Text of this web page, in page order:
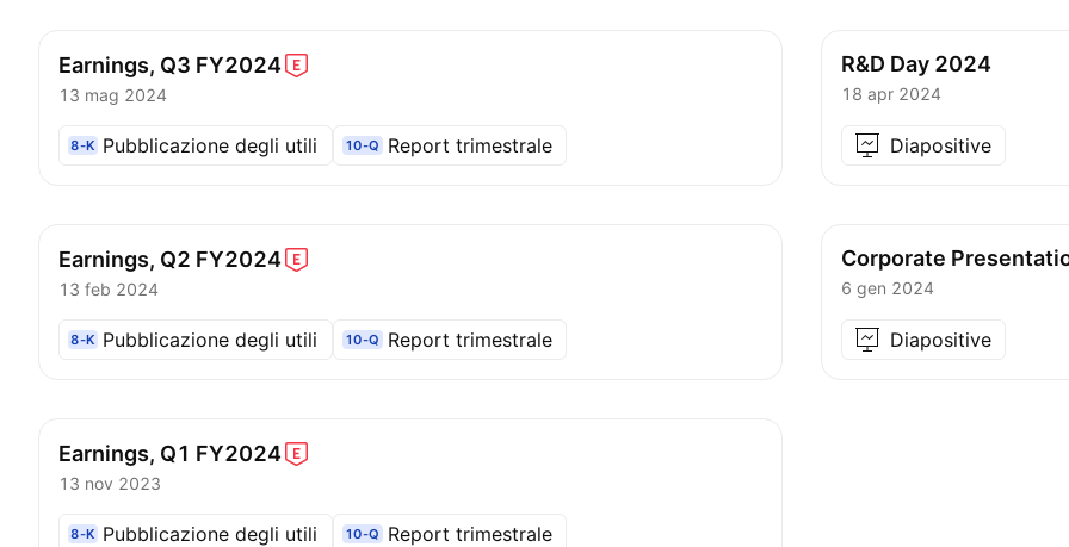
Earnings, Q3 FY2024
13 mag 2024
8-K Pubblicazione degli utili 10-Q Report trimestrale
R&D Day 2024
18 apr 2024
Diapositive
Earnings, Q2 FY2024
13 feb 2024
8-K Pubblicazione degli utili 10-Q Report trimestrale
Corporate
6 gen 2024
Diapositive
Earnings, Q1 FY2024
13 nov 2023
8-K Pubblicazione degli utili 10-Q Report trimestrale